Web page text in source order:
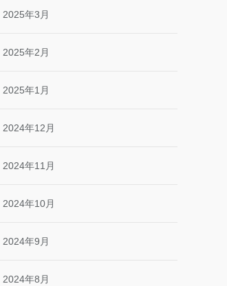
2025年3月
2025年2月
2025年1月
2024年12月
2024年11月
2024年10月
2024年9月
2024年8月